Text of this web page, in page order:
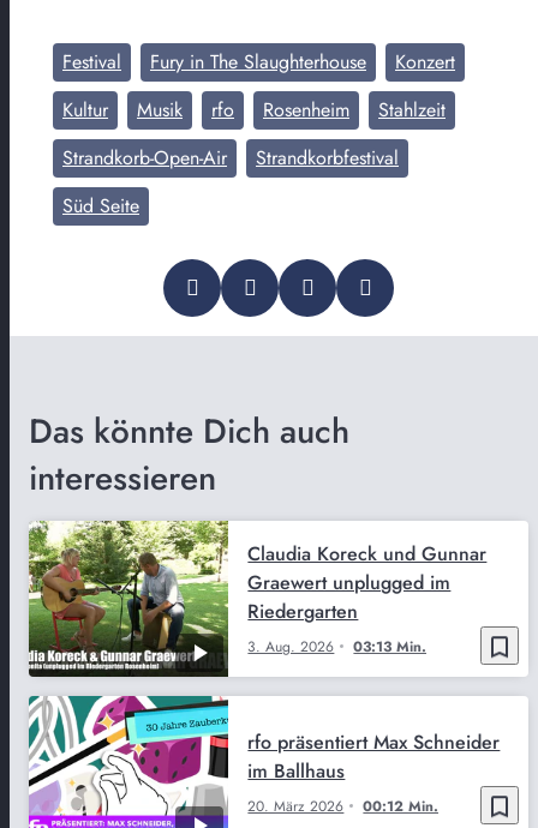
Festival Fury in The Slaughterhouse
Konzert
Kultur
Musik rfo Rosenheim
Stahlzeit
Strandkorb-Open-Air
Strandkorbfestival
Süd Seite
Das könnte Dich auch
interessieren
bookmark_border
3. Aug. 2026 03:13 Min.
Claudia Koreck und Gunnar
Graewert unplugged im
Riedergarten
bookmark_border
20. März 2026 00:12 Min.
rfo präsentiert Max Schneider
im Ballhaus